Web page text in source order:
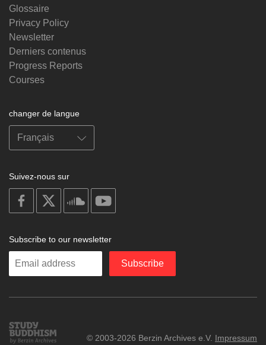
Glossaire
Privacy Policy
Newsletter
Derniers contenus
Progress Reports
Courses
changer de langue
Suivez-nous sur
on
facebook
soundcloud
Subscribe to our newsletter
Enter
Subscribe
Study
Buddhism
© 2003-2026 Berzin Archives e.V. Impressum